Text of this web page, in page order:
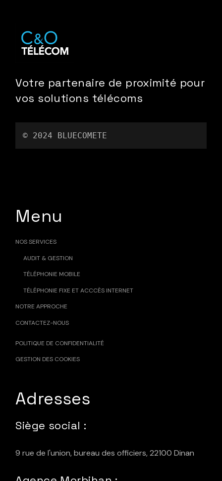
Votre partenaire de proximité pour
vos solutions télécoms
© 2024 BLUECOMETE
Menu
NOS SERVICES
AUDIT & GESTION
TÉLÉPHONIE MOBILE
TÉLÉPHONIE FIXE ET ACCCÈS INTERNET
NOTRE APPROCHE
CONTACTEZ-NOUS
POLITIQUE DE CONFIDENTIALITÉ
GESTION DES COOKIES
Adresses
Siège social :
9 rue de l'union, bureau des officiers, 22100 Dinan